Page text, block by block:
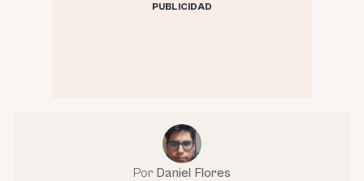
PUBLICIDAD
Por Daniel Flores